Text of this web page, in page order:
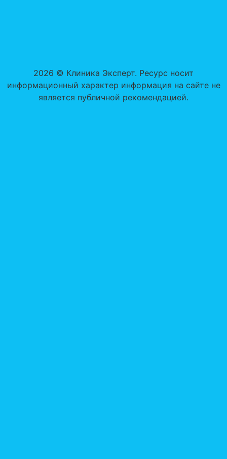
2026 © Клиника Эксперт. Ресурс носит
информационный характер информация на сайте не
является публичной рекомендацией.